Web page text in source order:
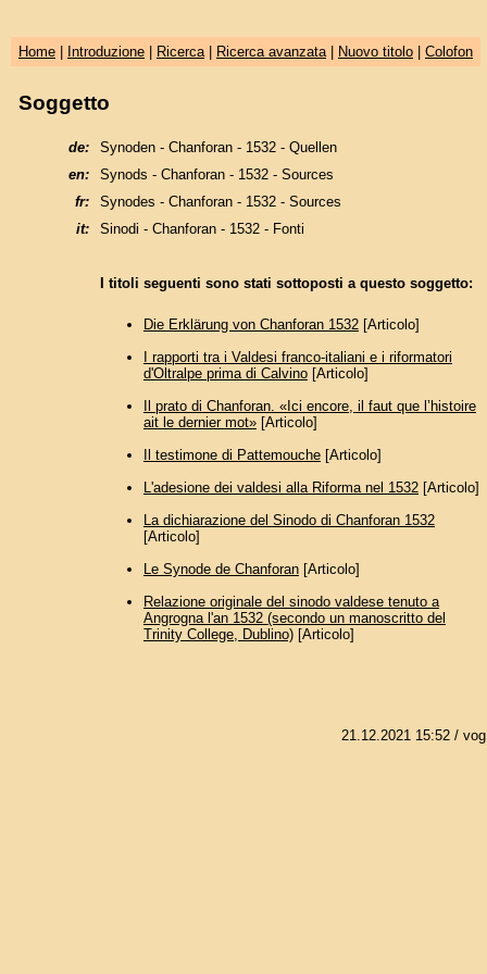
Home| Introduzione| Ricerca| Ricerca avanzata| Nuovo titolo| Colofon
Soggetto
de:
Synoden - Chanforan - 1532 - Quellen
en:
Synods - Chanforan - 1532 - Sources
fr:
Synodes - Chanforan - 1532 - Sources
it:
Sinodi - Chanforan - 1532 - Fonti
I titoli seguenti sono stati sottoposti a questo soggetto:
Die Erklärung von Chanforan 1532[Articolo]
I rapporti tra i Valdesi franco-italiani e i riformatori
d'Oltralpe prima di Calvino[Articolo]
Il prato di Chanforan. «Ici encore, il faut que l’histoire
ait le dernier mot»[Articolo]
Il testimone di Pattemouche[Articolo]
L'adesione dei valdesi alla Riforma nel 1532[Articolo]
La dichiarazione del Sinodo di Chanforan 1532
[Articolo]
Le Synode de Chanforan[Articolo]
Relazione originale del sinodo valdese tenuto a
Angrogna l'an 1532 (secondo un manoscritto del
Trinity College, Dublino)[Articolo]
21.12.2021 15:52/ vog